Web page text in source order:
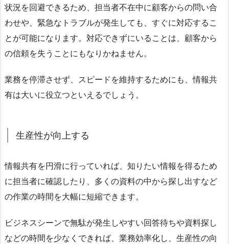
状況を回避できるため、担当者不在中に顧客からの問い合
わせや、緊急なトラブルが発生しても、すぐに対応するこ
とが可能になります。対応できずにいることは、顧客から
の信頼を失うことにもなりかねません。
業務を停滞させず、スピードを維持するためにも、情報共
有は大いに役立つといえるでしょう。
生産性が向上する
情報共有を円滑に行っていれば、知りたい情報を得るため
に担当者に確認したり、多くの資料の中から探し出すなど
の作業の時間を大幅に短縮できます。
ビジネスシーンで無駄が発生しやすい回答待ちや資料探し
などの時間を少なくできれば、業務効率化し、生産性の向